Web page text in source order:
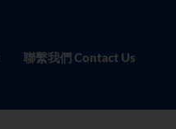
聯繫我們 Contact Us